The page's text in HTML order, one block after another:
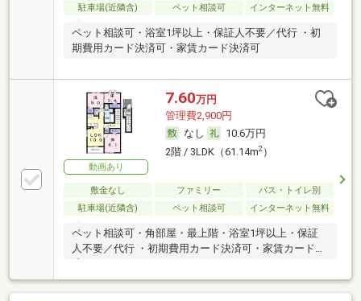
駐車場(近隣含)
ペット相談可 インターネット無料
ペット相談可・浴室1坪以上・保証人不要／代行 ・初
期費用カード決済可・家賃カード決済可
動画あり
7.60万円
管理費2,900円
なし
10.6万円
2階 / 3LDK（61.14m2）
敷金なし ファミリー
バス・トイレ別
駐車場(近隣含)
ペット相談可 インターネット無料
ペット相談可・角部屋・最上階・浴室1坪以上・保証
人不要／代行 ・初期費用カード決済可・家賃カード決